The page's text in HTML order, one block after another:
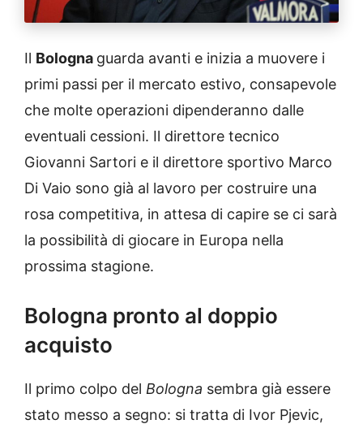
Il Bologna guarda avanti e inizia a muovere i
primi passi per il mercato estivo, consapevole
che molte operazioni dipenderanno dalle
eventuali cessioni. Il direttore tecnico
Giovanni Sartori e il direttore sportivo Marco
Di Vaio sono già al lavoro per costruire una
rosa competitiva, in attesa di capire se ci sarà
la possibilità di giocare in Europa nella
prossima stagione.
Bologna pronto al doppio
acquisto
Il primo colpo del Bologna sembra già essere
stato messo a segno: si tratta di Ivor Pjevic,